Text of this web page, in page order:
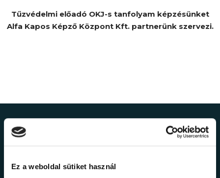
Ez a weboldal sütiket használ
Tűzvédelmi előadó OKJ-s tanfolyam képzésünket
Alfa Kapos Képző Központ Kft. partnerünk szervezi.
Ne maradj le a
legfrissebb